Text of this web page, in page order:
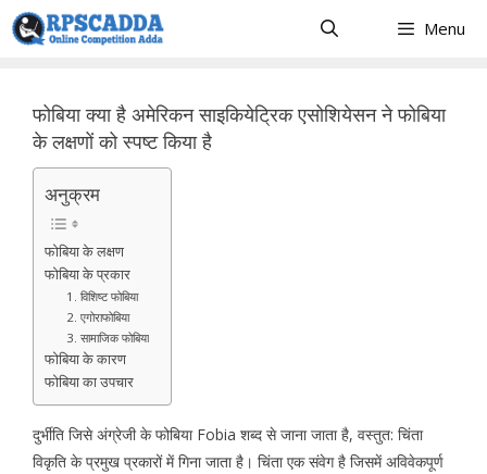
Skip
to
Menu
फोबिया क्या है अमेरिकन साइकियेट्रिक एसोशियेसन ने फोबिया
के लक्षणों को स्पष्ट किया है
अनुक्रम
फोबिया के लक्षण
फोबिया के प्रकार
1. विशिष्ट फोबिया
2. एगोराफोबिया
3. सामाजिक फोबिया
फोबिया के कारण
फोबिया का उपचार
दुर्भीति जिसे अंग्रेजी के फोबिया Fobia शब्द से जाना जाता है, वस्तुत: चिंता
विकृति के प्रमुख प्रकारों में गिना जाता है। चिंता एक संवेग है जिसमें अविवेकपूर्ण